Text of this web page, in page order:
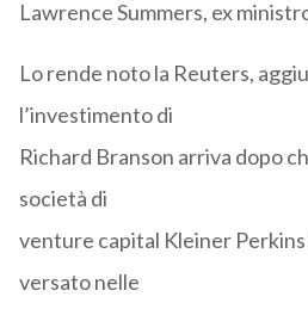
Lawrence Summers, ex
Lo rende noto la Reuters,
l’investimento di
Richard Branson arriva dopo
società di
venture capital Kleiner
versato nelle